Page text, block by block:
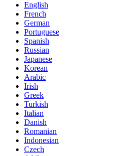
English
French
German
Portuguese
Spanish
Russian
Japanese
Korean
Arabic
Irish
Greek
Turkish
Italian
Danish
Romanian
Indonesian
Czech